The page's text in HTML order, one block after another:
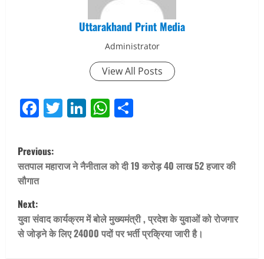
Uttarakhand Print Media
Administrator
View All Posts
Facebook
Twitter
LinkedIn
WhatsApp
P
o
s
t
n
Previous:
सतपाल महाराज ने नैनीताल को दी 19 करोड़ 40 लाख 52 हजार की
सौगात
Next:
युवा संवाद कार्यक्रम में बोले मुख्यमंत्री , प्रदेश के युवाओं को रोजगार
से जोड़ने के लिए 24000 पदों पर भर्ती प्रक्रिया जारी है।